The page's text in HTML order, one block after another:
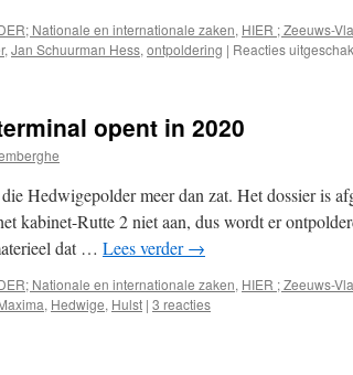
Nationale en internationale zaken, HIER ; Zeeuws-
, Jan Schuurman Hess, ontpoldering | Reacties
opent in 2020
Hedwigepolder meer dan zat. Het dossier is
kabinet-Rutte 2 niet aan, dus wordt er
dat … Lees verder→
Nationale en internationale zaken, HIER ; Zeeuws-
, Hedwige, Hulst | 3 reacties